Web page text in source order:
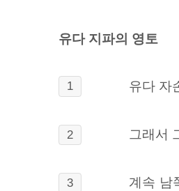
유다 지파의 영토
1 유다 자
2 그래서
3
계속 남